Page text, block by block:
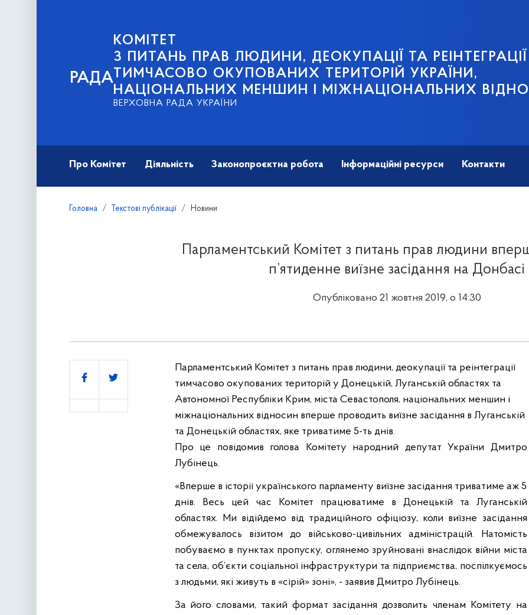
РАДА
КОМІТЕТ
З ПИТАНЬ ПРАВ ЛЮДИНИ, ДЕОКУПАЦІЇ ТА РЕІНТЕГРАЦІЇ
ТИМЧАСОВО ОКУПОВАНИХ ТЕРИТОРІЙ УКРАЇНИ,
НАЦІОНАЛЬНИХ МЕНШИН І МІЖНАЦІОНАЛЬНИХ
ВЕРХОВНА РАДА УКРАЇНИ
Про Комітет Діяльність Законопроєктна робота Інформаційні ресурси Контакти
Головна Текстові публікації Новини
Парламентський Комітет з питань прав людини
п’ятиденне виїзне засідання на Донбасі
Опубліковано 21 жовтня 2019, о 14:30
Парламентський Комітет з питань прав людини, деокупації та реінтеграції
тимчасово окупованих територій у Донецькій, Луганській областях та
Автономної Республіки Крим, міста Севастополя, національних меншин і
міжнаціональних відносин вперше проводить виїзне засідання в Луганській
та Донецькій областях, яке триватиме 5-ть днів.
Про це повідомив голова Комітету народний депутат України Дмитро
Лубінець.
«Вперше в історії українського парламенту виїзне засідання триватиме аж 5
днів. Весь цей час Комітет працюватиме в Донецькій та Луганській
областях. Ми відійдемо від традиційного офіціозу, коли виїзне засідання
обмежувалось візитом до військово-цивільних адміністрацій. Натомість
побуваємо в пунктах пропуску, оглянемо зруйновані внаслідок війни міста
та села, об’єкти соціальної інфраструктури та підприємства, поспілкуємось
з людьми, які живуть в «сірій» зоні», - заявив Дмитро Лубінець.
За його словами, такий формат засідання дозволить членам Комітету на
Поділитись